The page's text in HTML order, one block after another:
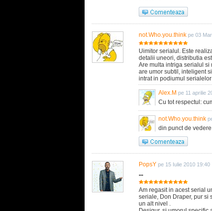
not.Who.you.think pe 03
Uimitor serialul. Este
detalii uneori, distributia
Are multa intriga serialul si
are umor subtil, inteligent
intrat in podiumul
Alex.M pe 11 aprilie
Cu tot respectul:
not.Who.you.think
din punct de
PopsY pe 15 Iulie 2010 19:40
...
Am regasit in acest serial
seriale, Don Draper, pur si
un alt nivel .